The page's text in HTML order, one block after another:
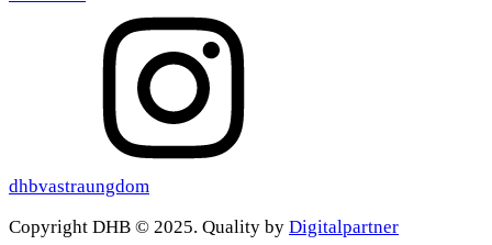
dhbvastraungdom
Copyright DHB © 2025. Quality by Digitalpartner